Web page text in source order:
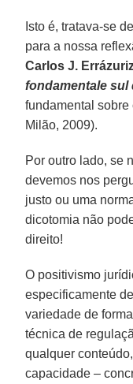
Isto é, tratava-se
para a nossa
Carlos J.
fondamentale sul
fundamental sobre
Milão, 2009).
Por outro lado, se
devemos nos
justo ou uma
dicotomia não
direito!
O positivismo
especificamente de
variedade de
técnica de
qualquer
capacidade –